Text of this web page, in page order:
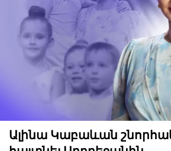
Ալինա Կաբաևան